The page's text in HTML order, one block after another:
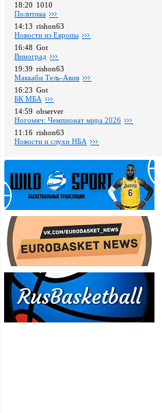
18:20 1010
Политика
14:13 rishon63
Новости из Европы
16:48 Got
Виноград
19:39 rishon63
Маккаби Тель-Авив
16:23 Got
БК МБА
14:59 observer
Ногомяч: Чемпионат мира 2026
11:16 rishon63
Новости и слухи НБА